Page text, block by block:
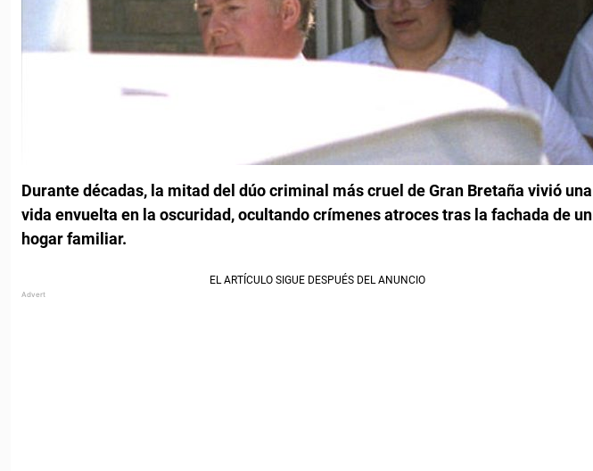
Durante décadas, la mitad del dúo criminal más cruel de Gran Bretaña vivió una
vida envuelta en la oscuridad, ocultando crímenes atroces tras la fachada de un
hogar familiar.